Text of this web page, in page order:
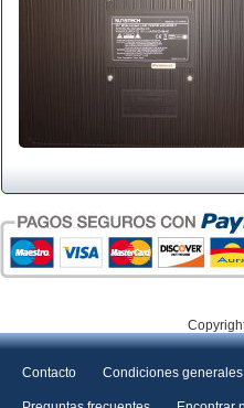
Contacto Condiciones generales